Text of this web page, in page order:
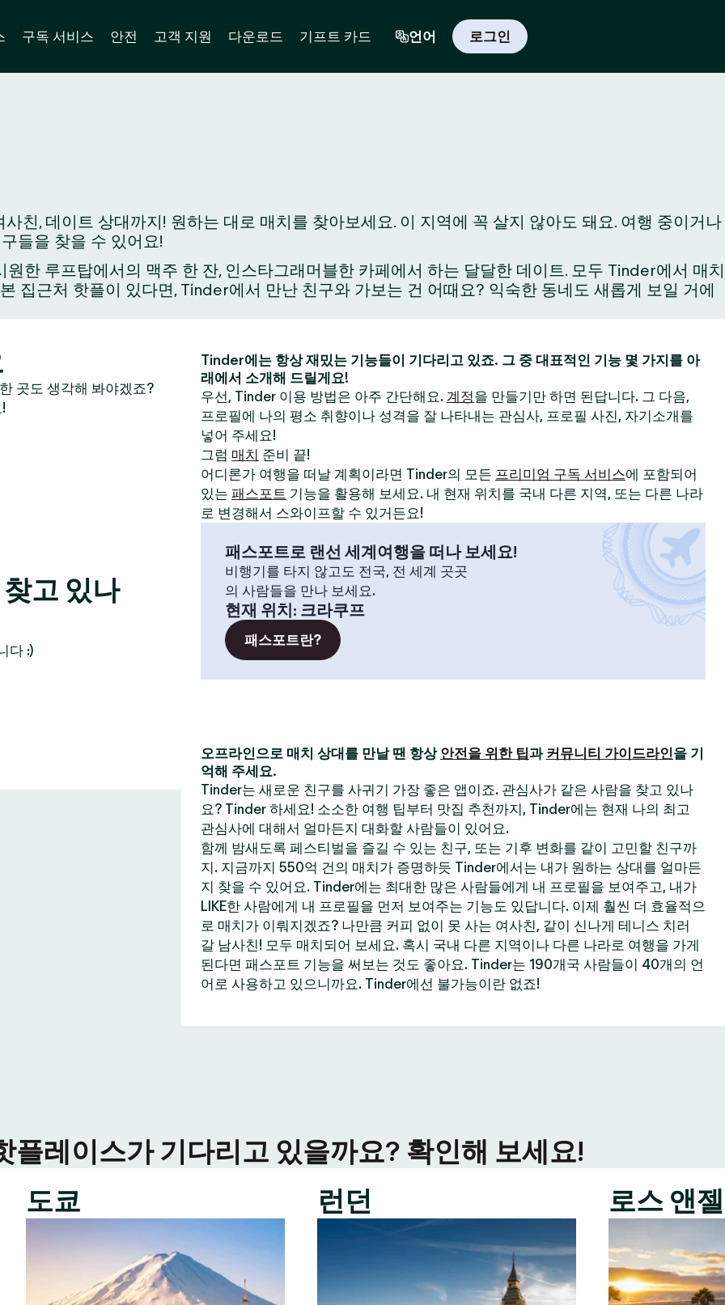
구독 서비스 안전 고객 지원 다운로드 기프트 카드 언어 로그인
친, 데이트 상대까지! 원하는 대로 매치를 찾아보세요. 이 지역에 꼭 살지 않아도 돼요. 여행 중이거나
들을 찾을 수 있어요!
한 루프탑에서의 맥주 한 잔, 인스타그래머블한 카페에서 하는 달달한 데이트. 모두 Tinder에서 매치
집근처 핫플이 있다면, Tinder에서 만난 친구와 가보는 건 어때요? 익숙한 동네도 새롭게 보일 거에
곳도 생각해 봐야겠죠?
고 있나
다 :)
Tinder에는 항상 재밌는 기능들이 기다리고 있죠. 그 중 대표적인 기능 몇 가지를 아
래에서 소개해 드릴게요!
우선, Tinder 이용 방법은 아주 간단해요. 계정을 만들기만 하면 된답니다. 그 다음,
프로필에 나의 평소 취향이나 성격을 잘 나타내는 관심사, 프로필 사진, 자기소개를
넣어 주세요!
그럼 매치 준비 끝!
어디론가 여행을 떠날 계획이라면 Tinder의 모든 프리미엄 구독 서비스에 포함되어
있는 패스포트 기능을 활용해 보세요. 내 현재 위치를 국내 다른 지역, 또는 다른 나라
로 변경해서 스와이프할 수 있거든요!
패스포트로 랜선 세계여행을 떠나 보세요!
비행기를 타지 않고도 전국, 전 세계 곳곳
의 사람들을 만나 보세요.
현재 위치: 크라쿠프
패스포트란?
오프라인으로 매치 상대를 만날 땐 항상 안전을 위한 팁과 커뮤니티 가이드라인을 기
억해 주세요.
Tinder는 새로운 친구를 사귀기 가장 좋은 앱이죠. 관심사가 같은 사람을 찾고 있나
요? Tinder 하세요! 소소한 여행 팁부터 맛집 추천까지, Tinder에는 현재 나의 최고
관심사에 대해서 얼마든지 대화할 사람들이 있어요.
함께 밤새도록 페스티벌을 즐길 수 있는 친구, 또는 기후 변화를 같이 고민할 친구까
지. 지금까지 550억 건의 매치가 증명하듯 Tinder에서는 내가 원하는 상대를 얼마든
지 찾을 수 있어요. Tinder에는 최대한 많은 사람들에게 내 프로필을 보여주고, 내가
LIKE한 사람에게 내 프로필을 먼저 보여주는 기능도 있답니다. 이제 훨씬 더 효율적으
로 매치가 이뤄지겠죠? 나만큼 커피 없이 못 사는 여사친, 같이 신나게 테니스 치러
갈 남사친! 모두 매치되어 보세요. 혹시 국내 다른 지역이나 다른 나라로 여행을 가게
된다면 패스포트 기능을 써보는 것도 좋아요. Tinder는 190개국 사람들이 40개의 언
어로 사용하고 있으니까요. Tinder에선 불가능이란 없죠!
플레이스가 기다리고 있을까요? 확인해 보세요!
도쿄
런던 로스 앤